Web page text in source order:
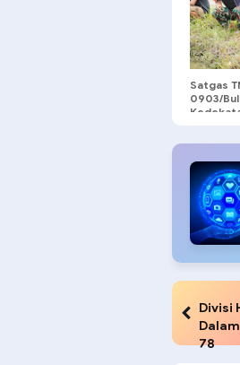
Satgas
0903/
Divisi
78